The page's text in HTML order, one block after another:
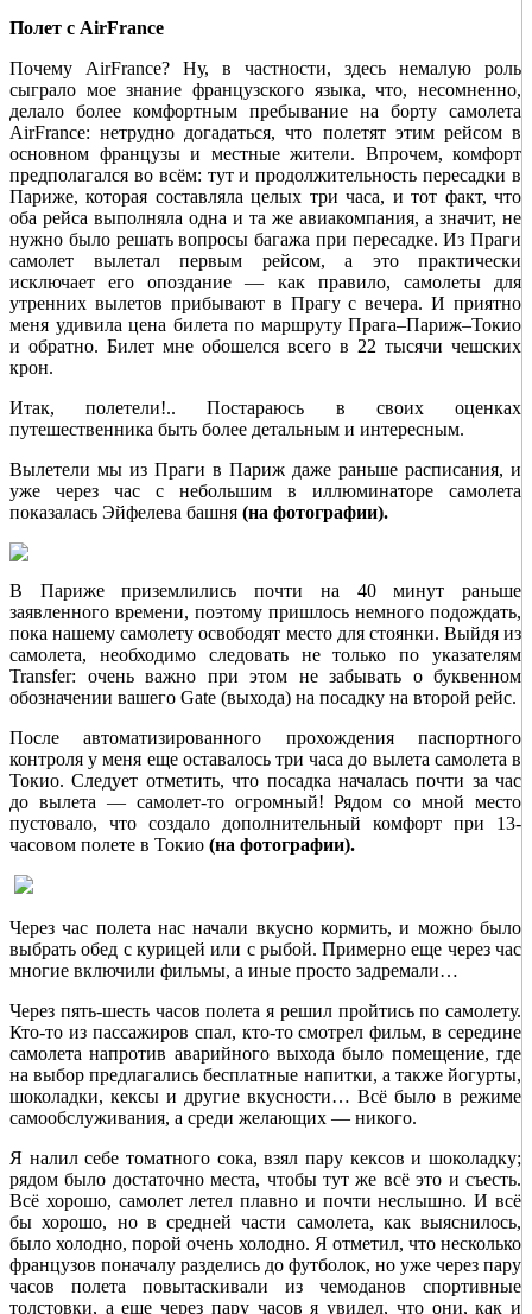
Полет с AirFrance
Почему AirFrance? Ну, в частности, здесь немалую роль
сыграло мое знание французского языка, что, несомненно,
делало более комфортным пребывание на борту самолета
AirFrance: нетрудно догадаться, что полетят этим рейсом в
основном французы и местные жители. Впрочем, комфорт
предполагался во всём: тут и продолжительность пересадки в
Париже, которая составляла целых три часа, и тот факт, что
оба рейса выполняла одна и та же авиакомпания, а значит, не
нужно было решать вопросы багажа при пересадке. Из Праги
самолет вылетал первым рейсом, а это практически
исключает его опоздание — как правило, самолеты для
утренних вылетов прибывают в Прагу с вечера. И приятно
меня удивила цена билета по маршруту Прага–Париж–Токио
и обратно. Билет мне обошелся всего в 22 тысячи чешских
крон.
Итак, полетели!.. Постараюсь в своих оценках
путешественника быть более детальным и интересным.
Вылетели мы из Праги в Париж даже раньше расписания, и
уже через час с небольшим в иллюминаторе самолета
показалась Эйфелева башня (на фотографии).
В Париже приземлились почти на 40 минут раньше
заявленного времени, поэтому пришлось немного подождать,
пока нашему самолету освободят место для стоянки. Выйдя из
самолета, необходимо следовать не только по указателям
Transfer: очень важно при этом не забывать о буквенном
обозначении вашего Gate (выхода) на посадку на второй рейс.
После автоматизированного прохождения паспортного
контроля у меня еще оставалось три часа до вылета самолета в
Токио. Следует отметить, что посадка началась почти за час
до вылета — самолет-то огромный! Рядом со мной место
пустовало, что создало дополнительный комфорт при 13-
часовом полете в Токио (на фотографии).
Через час полета нас начали вкусно кормить, и можно было
выбрать обед с курицей или с рыбой. Примерно еще через час
многие включили фильмы, а иные просто задремали…
Через пять-шесть часов полета я решил пройтись по самолету.
Кто-то из пассажиров спал, кто-то смотрел фильм, в середине
самолета напротив аварийного выхода было помещение, где
на выбор предлагались бесплатные напитки, а также йогурты,
шоколадки, кексы и другие вкусности… Всё было в режиме
самообслуживания, а среди желающих — никого.
Я налил себе томатного сока, взял пару кексов и шоколадку;
рядом было достаточно места, чтобы тут же всё это и съесть.
Всё хорошо, самолет летел плавно и почти неслышно. И всё
бы хорошо, но в средней части самолета, как выяснилось,
было холодно, порой очень холодно. Я отметил, что несколько
французов поначалу разделись до футболок, но уже через пару
часов полета повытаскивали из чемоданов спортивные
толстовки, а еще через пару часов я увидел, что они, как и